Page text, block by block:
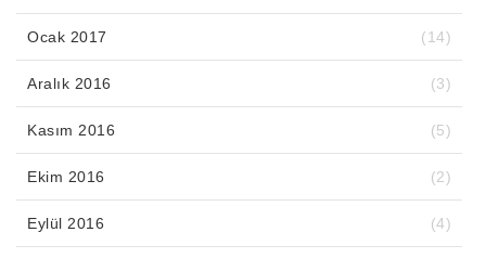
Ocak 2017 (14)
Aralık 2016 (3)
Kasım 2016 (5)
Ekim 2016 (2)
Eylül 2016 (4)